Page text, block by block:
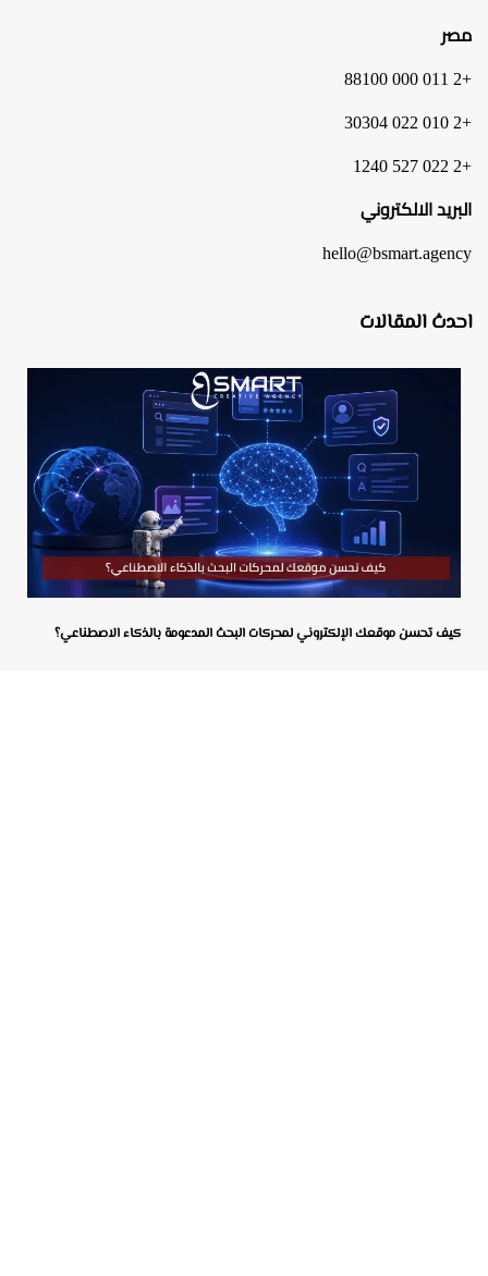
مصر
+2 011 000 88100
+2 010 022 30304
+2 022 527 1240
البريد الالكتروني
hello@bsmart.agency
احدث المقالات
كيف تحسن موقعك الإلكتروني لمحركات البحث المدعومة بالذكاء الاصطناعي؟